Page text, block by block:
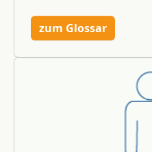
zum Glossar